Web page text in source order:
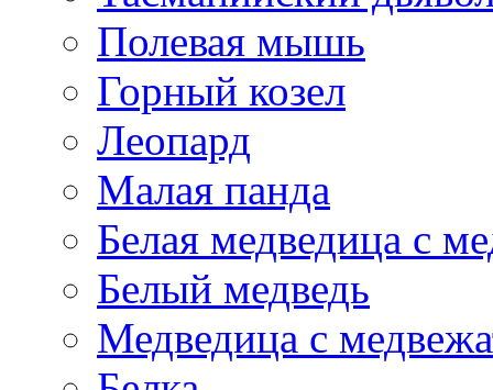
Полевая мышь
Горный козел
Леопард
Малая панда
Белая медведица с
Белый медведь
Медведица с